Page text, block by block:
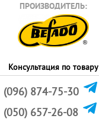
ПРОИЗВОДИТЕЛЬ:
Консультация по товару
(096) 874-75-30
(050) 657-26-08